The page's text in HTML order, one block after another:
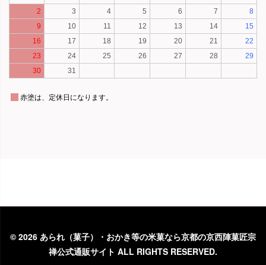
© 2026 あられ（菓子）・おかき等の米菓なら京都の京西陣菓匠宗
禅公式通販サイト ALL RIGHTS RESERVED.